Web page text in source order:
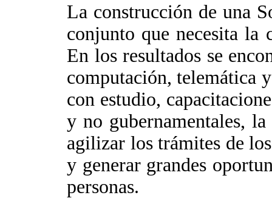
La construcción de una
conjunto que necesita la
En los resultados se
computación, telemática
con estudio,
y no gubernamentales,
agilizar los trámites de
y generar grandes
personas.